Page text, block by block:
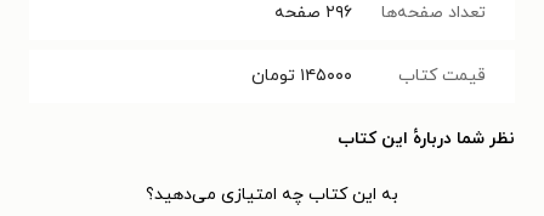
تعداد صفحه‌ها ۲۹۶ صفحه
قیمت کتاب ۱۴۵۰۰۰ تومان
نظر شما دربارهٔ این کتاب
به این کتاب چه امتیازی می‌دهید؟